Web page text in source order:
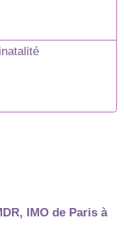
IMO de Paris à